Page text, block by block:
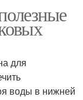
для
воды в нижней